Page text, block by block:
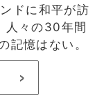
ドに和平が訪
人々の30年間
記憶はない。
>